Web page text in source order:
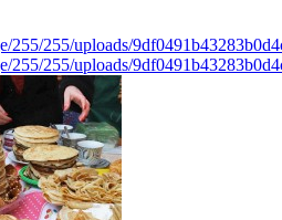
255/255/uploads/
255/255/uploads/